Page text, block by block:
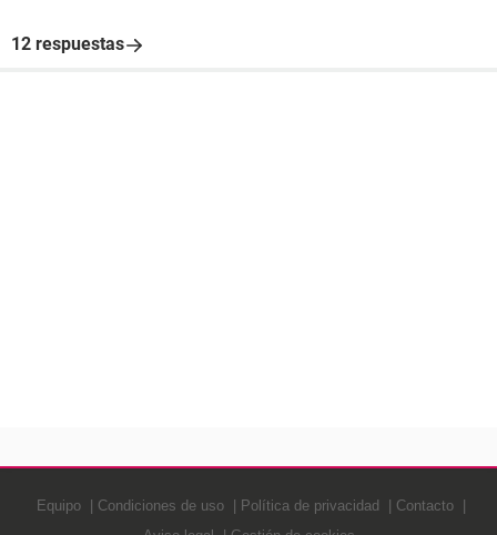
12 respuestas
Equipo Condiciones de uso Política de privacidad
Contacto